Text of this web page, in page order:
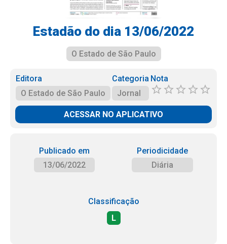
Estadão do dia 13/06/2022
O Estado de São Paulo
Editora
O Estado de São Paulo
Categoria
Jornal
Nota
ACESSAR NO APLICATIVO
Publicado em
13/06/2022
Periodicidade
Diária
Classificação
L